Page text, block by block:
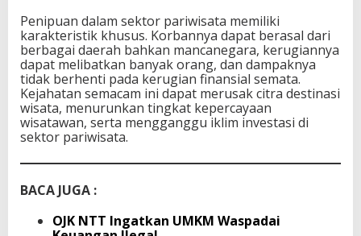
Penipuan dalam sektor pariwisata memiliki
karakteristik khusus. Korbannya dapat berasal dari
berbagai daerah bahkan mancanegara, kerugiannya
dapat melibatkan banyak orang, dan dampaknya
tidak berhenti pada kerugian finansial semata.
Kejahatan semacam ini dapat merusak citra destinasi
wisata, menurunkan tingkat kepercayaan
wisatawan, serta mengganggu iklim investasi di
sektor pariwisata.
BACA JUGA :
OJK NTT Ingatkan UMKM Waspadai